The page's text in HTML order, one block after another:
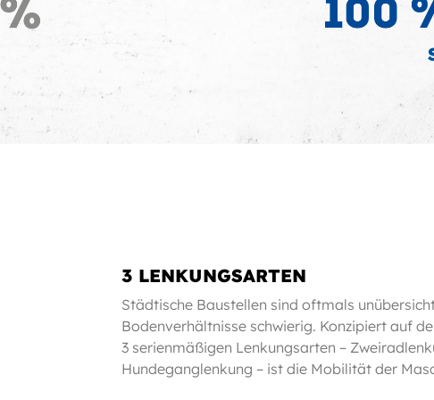
3 LENKUNGSARTEN
Städtische Baustellen sind oftmals
Bodenverhältnisse schwierig. Konzipiert auf
3 serienmäßigen Lenkungsarten –
Hundeganglenkung – ist die Mobilität der